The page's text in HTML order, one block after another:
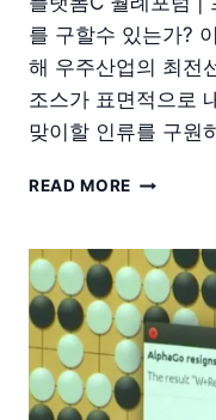
를 구할수 있는가?
해 우주산업의 최전
조스가 표면적으로
맞이할 인류를 구원
READ MORE 프
트
헤
일
메
리?
세
미